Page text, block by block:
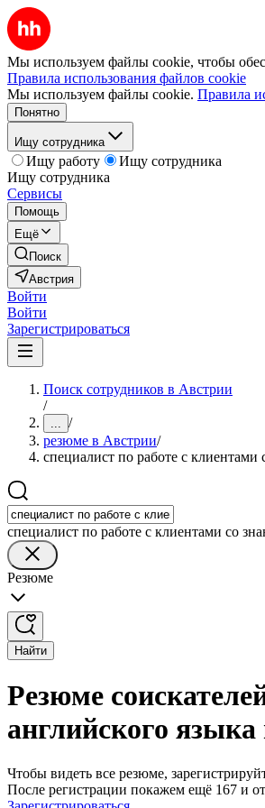
Мы используем файлы cookie, чтобы
Правила использования файлов cookie
Мы используем файлы cookie. Правила
Понятно
Ищу сотрудника
Ищу работу
Ищу сотрудника
Ищу сотрудника
Сервисы
Помощь
Ещё
Поиск
Австрия
Войти
Войти
Зарегистрироваться
Поиск сотрудников в Австрии
/
... /
резюме в Австрии/
специалист по работе с клиентами
специалист по работе с клиентами со
Резюме
Найти
Резюме
английского
Чтобы видеть все резюме,
После регистрации покажем ещё 167 и